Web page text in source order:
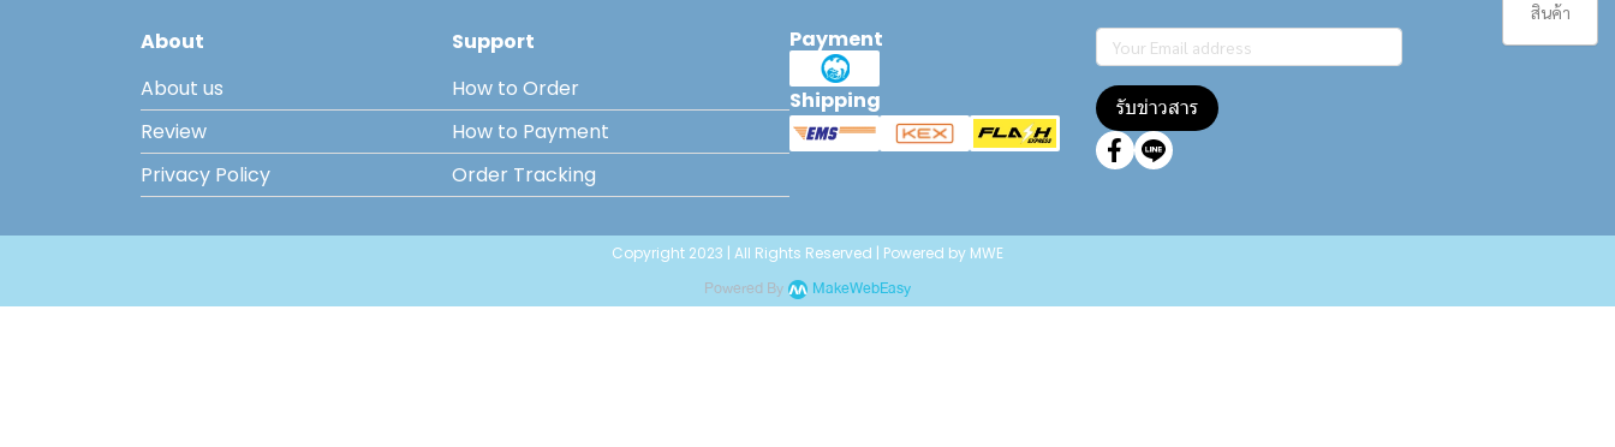
About
About us
Review
Privacy Policy
Support
How to Order
How to Payment
Order Tracking
Payment
Shipping รับข่าวสาร
Copyright 2023 | All Rights Reserved | Powered by MWE
Powered By MakeWebEasy
สินค้า